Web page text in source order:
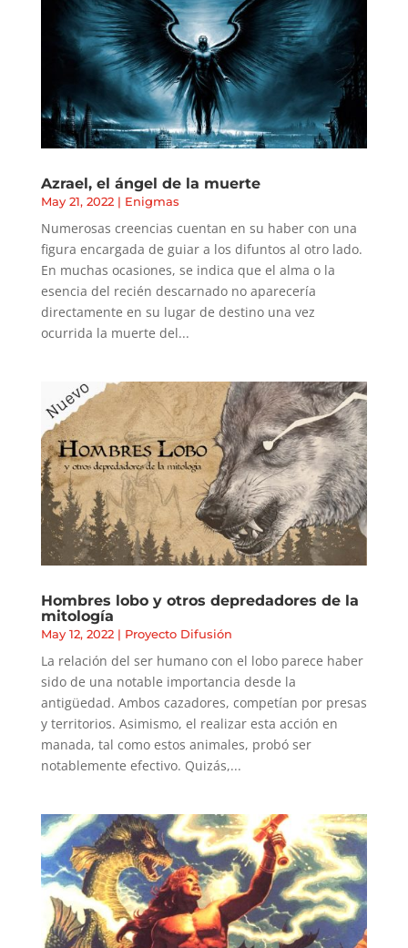
Azrael, el ángel de la muerte
May 21, 2022| Enigmas
Numerosas creencias cuentan en su haber con una
figura encargada de guiar a los difuntos al otro lado.
En muchas ocasiones, se indica que el alma o la
esencia del recién descarnado no aparecería
directamente en su lugar de destino una vez
ocurrida la muerte del...
Hombres lobo y otros depredadores de la
mitología
May 12, 2022| Proyecto Difusión
La relación del ser humano con el lobo parece haber
sido de una notable importancia desde la
antigüedad. Ambos cazadores, competían por presas
y territorios. Asimismo, el realizar esta acción en
manada, tal como estos animales, probó ser
notablemente efectivo. Quizás,...